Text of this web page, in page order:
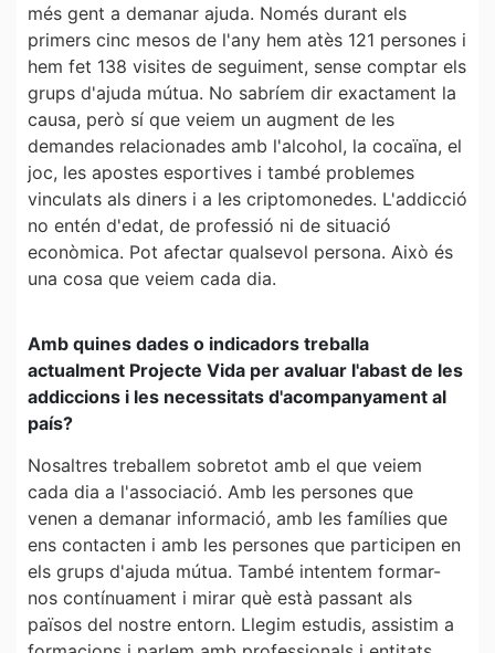
més gent a demanar ajuda. Només durant els
primers cinc mesos de l'any hem atès 121 persones i
hem fet 138 visites de seguiment, sense comptar els
grups d'ajuda mútua. No sabríem dir exactament la
causa, però sí que veiem un augment de les
demandes relacionades amb l'alcohol, la cocaïna, el
joc, les apostes esportives i també problemes
vinculats als diners i a les criptomonedes. L'addicció
no entén d'edat, de professió ni de situació
econòmica. Pot afectar qualsevol persona. Això és
una cosa que veiem cada dia.
Amb quines dades o indicadors treballa
actualment Projecte Vida per avaluar l'abast de les
addiccions i les necessitats d'acompanyament al
país?
Nosaltres treballem sobretot amb el que veiem
cada dia a l'associació. Amb les persones que
venen a demanar informació, amb les famílies que
ens contacten i amb les persones que participen en
els grups d'ajuda mútua. També intentem formar-
nos contínuament i mirar què està passant als
països del nostre entorn. Llegim estudis, assistim a